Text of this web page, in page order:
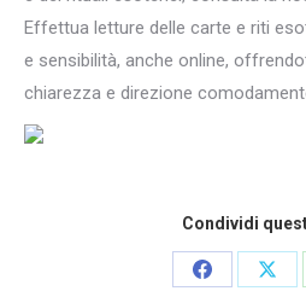
Effettua letture delle carte e riti
e sensibilità, anche online,
chiarezza e direzione
Condividi
Condividi